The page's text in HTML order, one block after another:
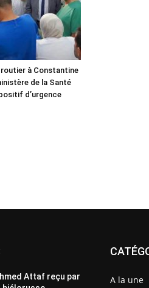
à Constantine
de la Santé
d’urgence
Attaf reçu par
A la une